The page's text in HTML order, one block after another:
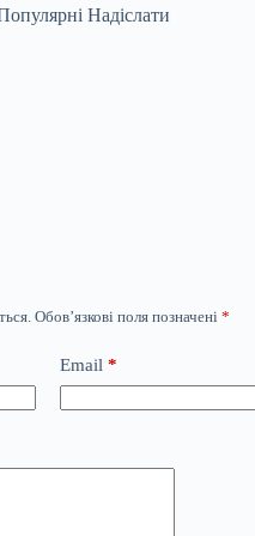
Надіслати
Обов’язкові поля позначені *
Email *